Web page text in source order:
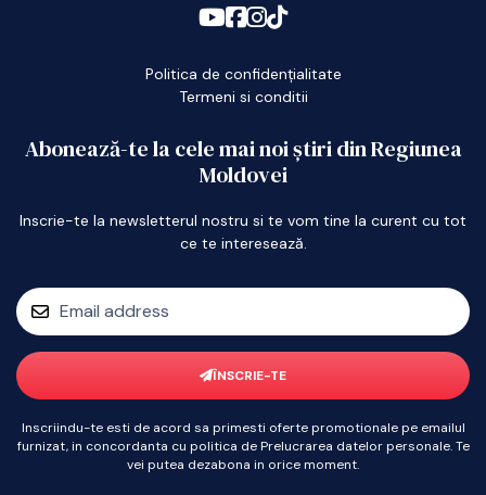
Politica de confidențialitate
Termeni si conditii
Abonează-te la cele mai noi știri din Regiunea
Moldovei
Inscrie-te la newsletterul nostru si te vom tine la curent cu tot
ce te interesează.
ÎNSCRIE-TE
Inscriindu-te esti de acord sa primesti oferte promotionale pe emailul
furnizat, in concordanta cu politica de Prelucrarea datelor personale. Te
vei putea dezabona in orice moment.